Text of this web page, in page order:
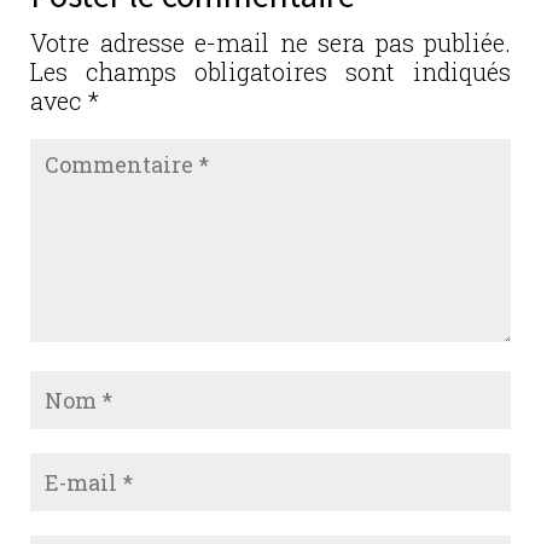
Votre adresse e-mail ne sera pas publiée.
Les champs obligatoires sont indiqués
avec *